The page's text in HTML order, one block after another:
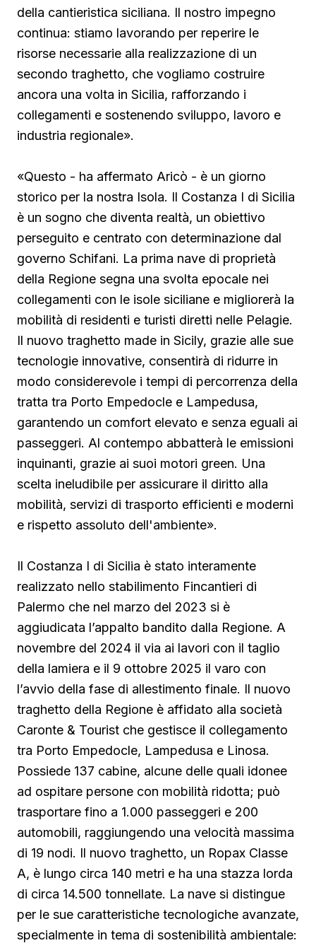
della cantieristica siciliana. Il nostro impegno
continua: stiamo lavorando per reperire le
risorse necessarie alla realizzazione di un
secondo traghetto, che vogliamo costruire
ancora una volta in Sicilia, rafforzando i
collegamenti e sostenendo sviluppo, lavoro e
industria regionale».
«Questo - ha affermato Aricò - è un giorno
storico per la nostra Isola. Il Costanza I di Sicilia
è un sogno che diventa realtà, un obiettivo
perseguito e centrato con determinazione dal
governo Schifani. La prima nave di proprietà
della Regione segna una svolta epocale nei
collegamenti con le isole siciliane e migliorerà la
mobilità di residenti e turisti diretti nelle Pelagie.
Il nuovo traghetto made in Sicily, grazie alle sue
tecnologie innovative, consentirà di ridurre in
modo considerevole i tempi di percorrenza della
tratta tra Porto Empedocle e Lampedusa,
garantendo un comfort elevato e senza eguali ai
passeggeri. Al contempo abbatterà le emissioni
inquinanti, grazie ai suoi motori green. Una
scelta ineludibile per assicurare il diritto alla
mobilità, servizi di trasporto efficienti e moderni
e rispetto assoluto dell'ambiente».
Il Costanza I di Sicilia è stato interamente
realizzato nello stabilimento Fincantieri di
Palermo che nel marzo del 2023 si è
aggiudicata l’appalto bandito dalla Regione. A
novembre del 2024 il via ai lavori con il taglio
della lamiera e il 9 ottobre 2025 il varo con
l’avvio della fase di allestimento finale. Il nuovo
traghetto della Regione è affidato alla società
Caronte & Tourist che gestisce il collegamento
tra Porto Empedocle, Lampedusa e Linosa.
Possiede 137 cabine, alcune delle quali idonee
ad ospitare persone con mobilità ridotta; può
trasportare fino a 1.000 passeggeri e 200
automobili, raggiungendo una velocità massima
di 19 nodi. Il nuovo traghetto, un Ropax Classe
A, è lungo circa 140 metri e ha una stazza lorda
di circa 14.500 tonnellate. La nave si distingue
per le sue caratteristiche tecnologiche avanzate,
specialmente in tema di sostenibilità ambientale: